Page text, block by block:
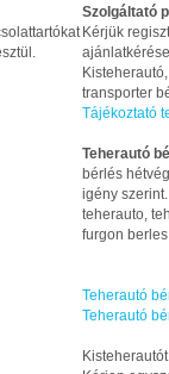
Szolgáltató
Kérjük
transporter
Tájékoztató
Teherautó
bérlés
igény szerint.
teherauto,
furgon
Teherautó
Teherautó